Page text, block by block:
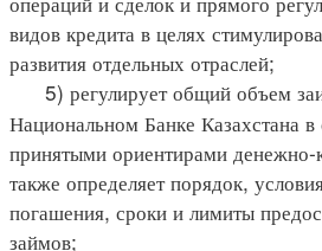
видов кредита в целях
развития отдельных отраслей;
5) регулирует общий объем
Национальном Банке Казахстана в
принятыми ориентирами денежно-
также определяет порядок,
погашения, сроки и лимиты
займов;